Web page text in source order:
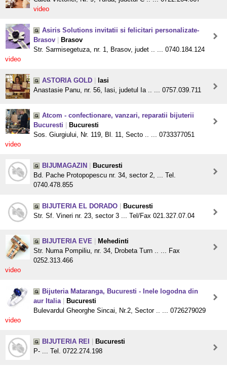
video
Asiris Solutions invitatii si felicitari personalizate-
Brasov
Brasov
Str. Sarmisegetuza, nr. 1, Brasov, judet .. ... 0740.184.124
video
ASTORIA GOLD
Iasi
Anastasie Panu, nr. 56, Iasi, judetul Ia .. ... 0757.039.711
Atcom - confectionare, vanzari, reparatii bijuterii
Bucuresti
Bucuresti
Sos. Giurgiului, Nr. 119, Bl. 11, Secto .. ... 0733377051
video
BIJUMAGAZIN
Bucuresti
Bd. Pache Protopopescu nr. 34, sector 2, ... Tel.
0740.478.855
BIJUTERIA EL DORADO
Bucuresti
Str. Sf. Vineri nr. 23, sector 3 ... Tel/Fax 021.327.07.04
BIJUTERIA EVE
Mehedinti
Str. Numa Pompiliu, nr. 34, Drobeta Turn .. ... Fax
0252.313.466
video
Bijuteria Mataranga, Bucuresti - Inele logodna din
aur Italia
Bucuresti
Bulevardul Gheorghe Sincai, Nr.2, Sector .. ... 0726279029
video
BIJUTERIA REI
Bucuresti
P- ... Tel. 0722.274.198